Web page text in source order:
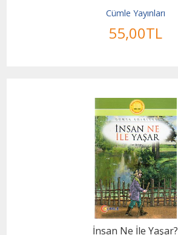
Cümle Yayınları
55,00TL
İnsan Ne İle Yaşar?